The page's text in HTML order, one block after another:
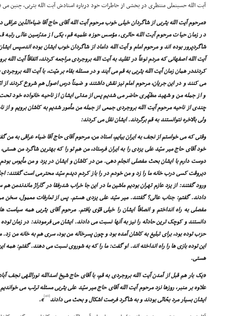
آیت الله حسینعلى منتظرى در بخشى از خاطرات خود درباره استادش آیت الله یثربى، چنین مى
«مرحوم آیت الله یثربى از شاگردان خیلى خوب مرحوم آیت الله آقاى حاج آقا ضیاءالدّین
در زمان حیات مرحوم آیت الله حائرى، مؤسس حوزه علمیه قم، یکى از مدرّسین عالى
شاگردپرور بوده اند و مرحوم امام و آیت الله داماد از شاگردان خوب ایشان بوده اندسپس
آیت الله اصفهانى که مردم نوعاً در تقلید به آیت الله بروجردى مراجعه کردند، اتفاقاً آیت
کردنددر همان زمان آیت الله یثربى به قم مى آیند و در مسئله بقاء بر میّت، با آیت الله
مى کنند و در این جریان، مرحوم امام نیز نقش داشتند و ضمناً درس اصول هم شروع کردند
و از جمله من و شهید مطهّرى حاضر مى شدیم پس از مدتى ایشان از ناحیه خانواده خود تحت
چندى از ناحیه مرحوم آیت الله بروجردى جمعى از جمله من مأمور شدیم به کاشان برویم و از
ولى بالاخره نتوانستند به قم برگردند. ایشان نقل مى کردند:
وقتى که مى خواستم از نجف به ایران بیایم، استاد من، مرحوم آقاى حاج آقا ضیاء عراقى به من
خود آقاى حاج میر سیّد على یزدى را به ایران فرستاد، من هم تو را که بهترین شاگرد من
دوست دارم با ایشان بحث مفصلى انجام دهى. من در کاشان و ایشان در یزد و من مأیوس بودم
دیروقت کسى درب خانه ما را زد و من خودم در را باز کردم دیدم سیّد محترمى است گفتند:
ورود گفتند: از یزد عازم تهران بودیم ماشین ما در این جا خراب شدرفقا در گاراژ ماندندمن
دادند. گفتم: جناب عالى؟ گفتند. میر سیّد على یزدى هستم. پس از تعارفات معمول، سخن
مفصلى به راه انداختم و انصافاً ایشان را خیلى قوّى یافتم. مرحوم آقاى یثربى همه
دانستند و کوچک ترین حادثه را نیز به آنها نسبت مى دادند. ایشان مى فرمودند: در زمان
حزب توده بود، براى تبلیغ به کاشان آمده بود و چون پسرخاله من بود، سرى هم به خانه من
این توده بازى ها را راه انداخته اند. او گفت: ما را که به شوروى نسبت مى دهند. گفتم: همه
هستى.
«یک بار هم قبل از آمدن آیت الله بروجردى به قم، با آقاى حاج شیخ اسدالله نوراللهى نجف
علاوه بر منبر، روزها نزد مرحوم آیت الله آقاى حاج میر سیّد على یثربى مسئله ترتب مى
ایشان بسیار مرد بحّاثى بودند و به شاگرد فرصت اشکال و بحث مى دادند[40]
».